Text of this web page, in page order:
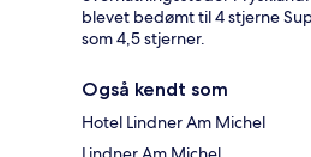
blevet bedømt til 4 stjerne
som 4,5 stjerner.
Også kendt som
Hotel Lindner Am Michel